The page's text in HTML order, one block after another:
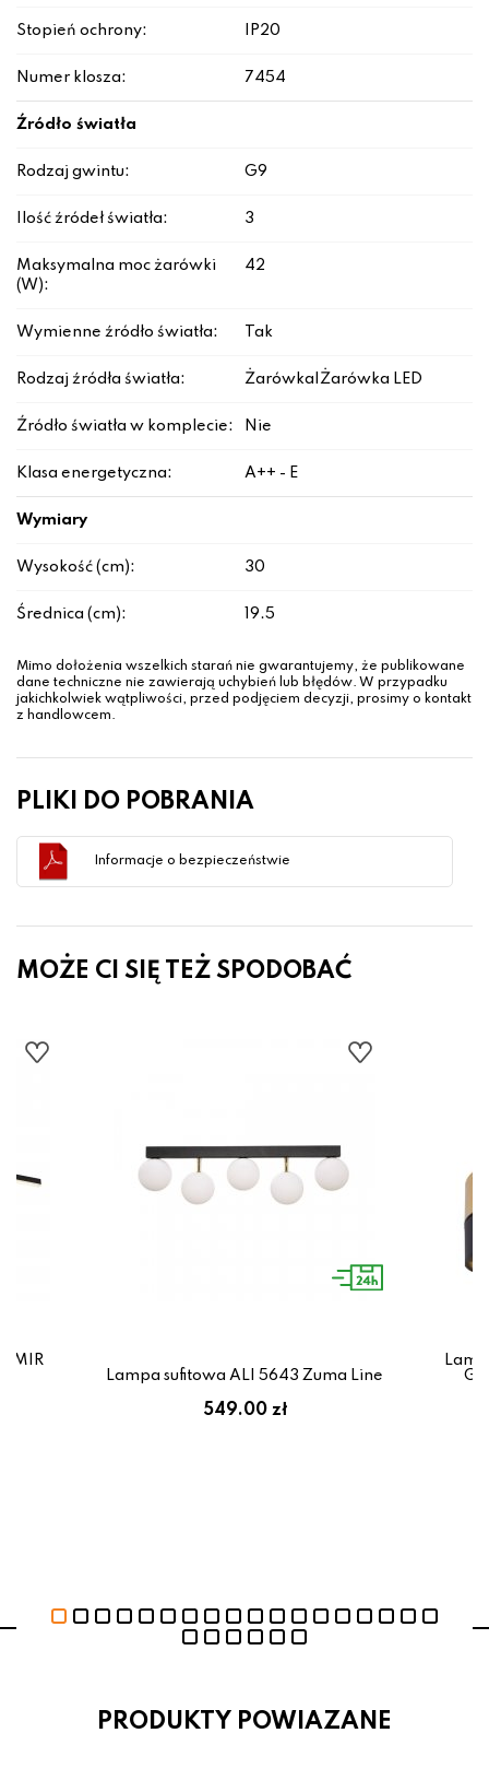
Stopień ochrony: IP20
Numer klosza: 7454
Źródło światła
Rodzaj gwintu: G9
Ilość źródeł światła: 3
Maksymalna moc żarówki
(W):
42
Wymienne źródło światła: Tak
Rodzaj źródła światła: Żarówka|Żarówka LED
Źródło światła w komplecie: Nie
Klasa energetyczna: A++ - E
Wymiary
Wysokość (cm): 30
Średnica (cm): 19.5
Mimo dołożenia wszelkich starań nie gwarantujemy, że publikowane
dane techniczne nie zawierają uchybień lub błędów. W przypadku
jakichkolwiek wątpliwości, przed podjęciem decyzji, prosimy o kontakt
z handlowcem.
PLIKI DO POBRANIA
Informacje o bezpieczeństwie
MOŻE CI SIĘ TEŻ SPODOBAĆ
Lampa sufitowa ALI 5643 Zuma Line
549.00 zł
PRODUKTY POWIAZANE